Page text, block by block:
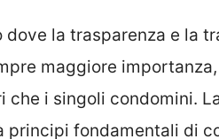
dove la trasparenza e la
maggiore
che i singoli condomini.
principi fondamentali di